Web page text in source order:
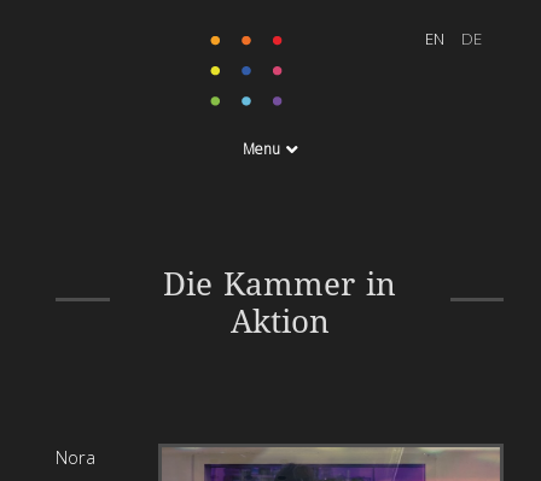
Menu
Die Kammer in
Aktion
Q202 Atelierrundgang
2013, Kunstkanal, Wien
20.-22. April 2013
Nora